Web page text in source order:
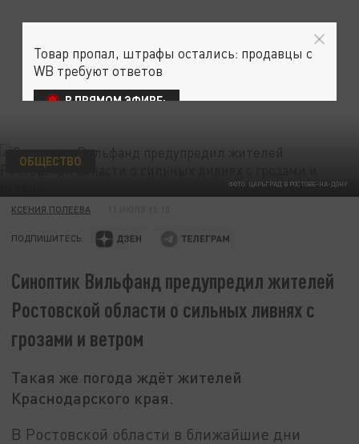
ФОТО: ЦАРЬГРАД В РОСТОВЕ-НА-ДОНУ
ОБЩЕСТВО
КСЕНИЯ ПОЛЕЕВА
ПОДПИШИТЕСЬ:
Синоптик Вильфанд предупредил жителей
Ростовской области о сильных ливнях с
грозами и ветром
Такая же погода ждёт жителей
Краснодарского края.
В Ростовской области в ближайшие дни
Товар пропал, штрафы остались: продавцы с
WB требуют ответов
В ПРЯМОМ ЭФИРЕ: